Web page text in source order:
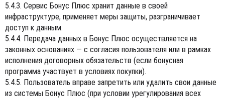
5.4.3. Сервис Бонус Плюс хранит данные в своей
инфраструктуре, применяет меры защиты, разграничивает
доступ к данным.
5.4.4. Передача данных в Бонус Плюс осуществляется на
законных основаниях — с согласия пользователя или в рамках
исполнения договорных обязательств (если бонусная
программа участвует в условиях покупки).
5.4.5. Пользователь вправе запретить или удалить свои данные
из системы Бонус Плюс (при условии урегулирования всех